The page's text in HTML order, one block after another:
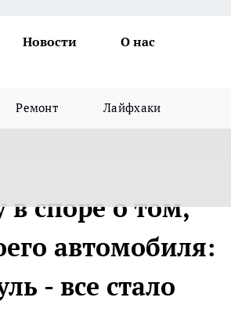
Новости
О нас
Ремонт Лайфхаки
в споре о том,
автомобиля:
- все стало